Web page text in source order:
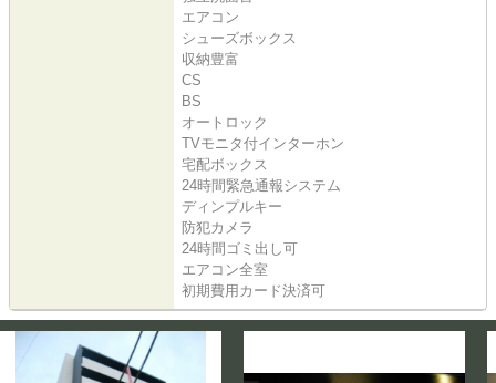
エアコン
シューズボックス
収納豊富
CS
BS
オートロック
TVモニタ付インターホン
宅配ボックス
24時間緊急通報システム
ディンプルキー
防犯カメラ
24時間ゴミ出し可
エアコン全室
初期費用カード決済可